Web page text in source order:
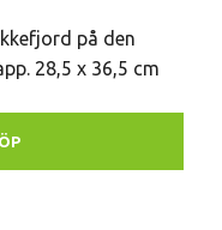
på den
28,5 x 36,5 cm